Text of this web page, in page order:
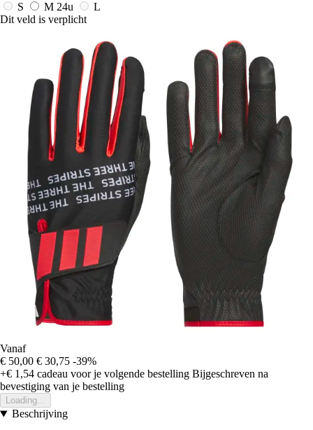
S
M 24u
L
Dit veld is verplicht
Vanaf
€ 50,00 € 30,75 -39%
+€ 1,54 cadeau voor je volgende bestelling Bijgeschreven na
bevestiging van je bestelling
Loading...
Beschrijving